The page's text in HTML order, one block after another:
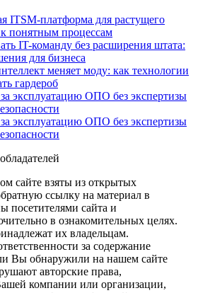
ITSM-платформа для растущего
к понятным процессам
IT-команду без расширения штата:
для бизнеса
меняет моду: как технологии
гардероб
эксплуатацию ОПО без экспертизы
эксплуатацию ОПО без экспертизы
сайте взяты из открытых
ссылку на материал в
посетителями сайта и
в ознакомительных целях.
их владельцам.
за содержание
Вы обнаружили на нашем сайте
авторские права,
компании или организации,